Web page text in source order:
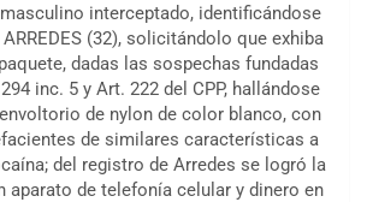
interceptado, identificándose
(32), solicitándolo que exhiba
dadas las sospechas fundadas
inc. 5 y Art. 222 del CPP, hallándose
de nylon de color blanco, con
de similares características a
del registro de Arredes se logró la
aparato de telefonía celular y dinero en